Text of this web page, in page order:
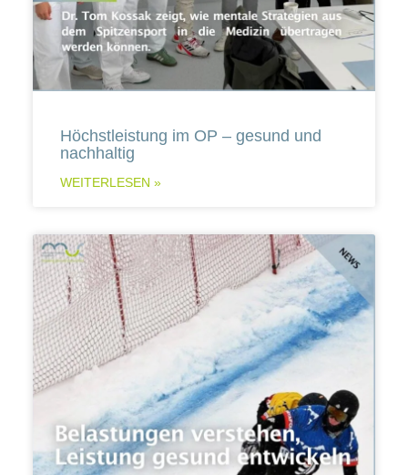
Höchstleistung im OP – gesund und
nachhaltig
WEITERLESEN »